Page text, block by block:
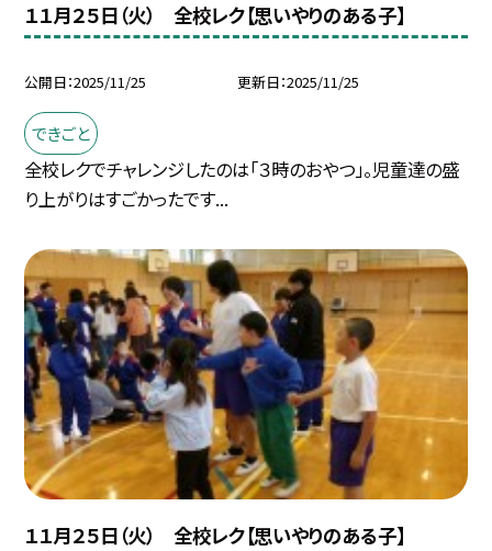
１１月２５日（火） 全校レク【思いやりのある子】
公開日 2025/11/25 更新日 2025/11/25
できごと
全校レクでチャレンジしたのは「３時のおやつ」。児童達の盛
り上がりはすごかったです...
１１月２５日（火） 全校レク【思いやりのある子】